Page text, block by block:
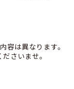
容は異なります。
さいませ。